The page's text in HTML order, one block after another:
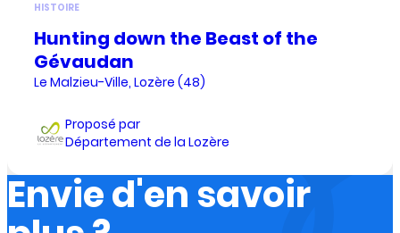
HISTOIRE
Hunting down the Beast of the
Gévaudan
Le Malzieu-Ville, Lozère (48)
Proposé par
Département de la Lozère
Envie d'en savoir